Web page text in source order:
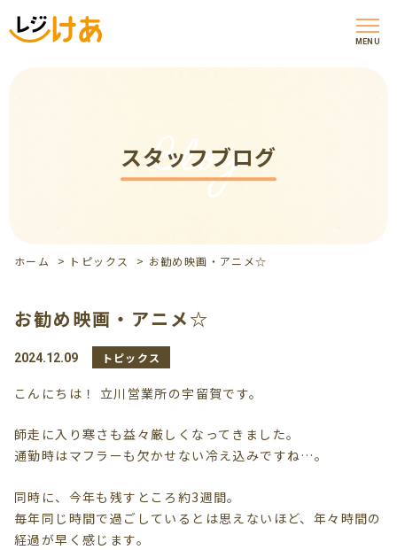
MENU
スタッフブログ
Blog
ホーム > トピックス > お勧め映画・アニメ☆
お勧め映画・アニメ☆
2024.12.09 トピックス
こんにちは！ 立川営業所の宇留賀です。
師走に入り寒さも益々厳しくなってきました。
通勤時はマフラーも欠かせない冷え込みですね…。
同時に、今年も残すところ約3週間。
毎年同じ時間で過ごしているとは思えないほど、年々時間の
経過が早く感じます。